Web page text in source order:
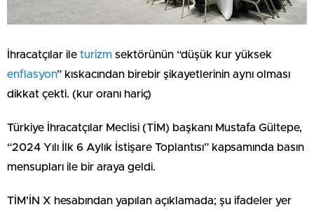
İhracatçılar ile turizm sektörünün “düşük kur yüksek
enflasyon” kıskacından birebir şikayetlerinin aynı olması
dikkat çekti. (kur oranı hariç)
Türkiye İhracatçılar Meclisi (TİM) başkanı Mustafa Gültepe,
“2024 Yılı İlk 6 Aylık İstişare Toplantısı” kapsamında basın
mensupları ile bir araya geldi.
TİM’İN X hesabından yapılan açıklamada; şu ifadeler yer